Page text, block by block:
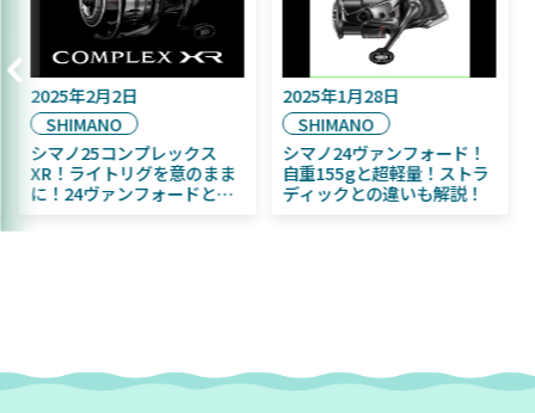
2025年2月2日
SHIMANO
シマノ25コンプレックス
XR！ライトリグを意のまま
に！24ヴァンフォードとの
2025年1月28日
SHIMANO
シマノ24ヴァンフォード！
自重155gと超軽量！ストラ
ディックとの違いも解説！